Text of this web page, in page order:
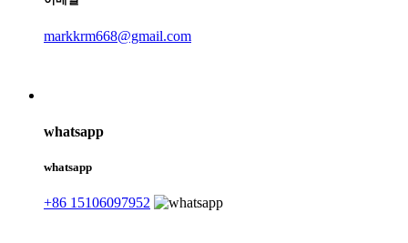
markkrm668@gmail.com
whatsapp
whatsapp
+86 15106097952